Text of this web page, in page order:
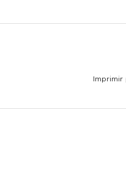
Imprimir